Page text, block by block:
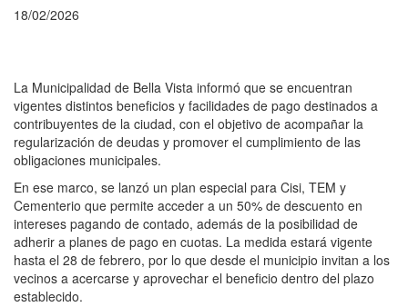
18/02/2026
La Municipalidad de Bella Vista informó que se encuentran
vigentes distintos beneficios y facilidades de pago destinados a
contribuyentes de la ciudad, con el objetivo de acompañar la
regularización de deudas y promover el cumplimiento de las
obligaciones municipales.
En ese marco, se lanzó un plan especial para Cisi, TEM y
Cementerio que permite acceder a un 50% de descuento en
intereses pagando de contado, además de la posibilidad de
adherir a planes de pago en cuotas. La medida estará vigente
hasta el 28 de febrero, por lo que desde el municipio invitan a los
vecinos a acercarse y aprovechar el beneficio dentro del plazo
establecido.